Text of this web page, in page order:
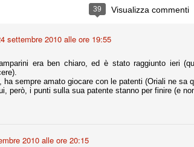
39 Visualizza commenti
settembre 2010 alle ore 19:55
era ben chiaro, ed è stato raggiunto ieri
ha sempre amato giocare con le patenti (Oriali ne sa
però, i punti sulla sua patente stanno per finire (e
2010 alle ore 20:15
solo a 10 minuti dalla fine, dopo essere rimasta in 10
regalato un'urna non facile alle italiane,
forse più avvincente:
Donetsk (Ucr), Malmoe (Sve)
Utd (Ing), Cska Mosca (Rus), Wolfsburg (Ger).
Galatasaray (Tur), Astana (Kaz).